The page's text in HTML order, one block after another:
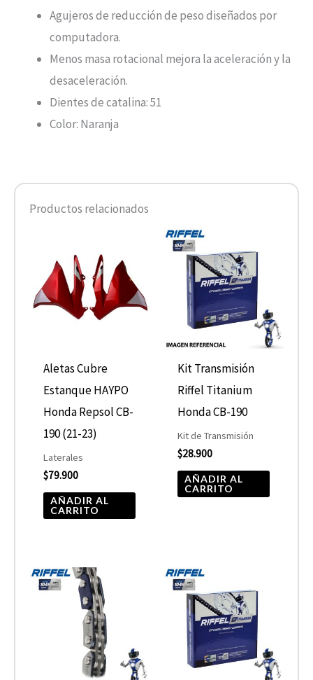
Agujeros de reducción de peso diseñados por
computadora.
Menos masa rotacional mejora la aceleración y la
desaceleración.
Dientes de catalina: 51
Color: Naranja
Productos relacionados
Aletas Cubre
Estanque HAYPO
Honda Repsol CB-
190 (21-23)
Laterales
$79.900
AÑADIR AL
CARRITO
Kit Transmisión
Riffel Titanium
Honda CB-190
Kit de Transmisión
$28.900
AÑADIR AL
CARRITO